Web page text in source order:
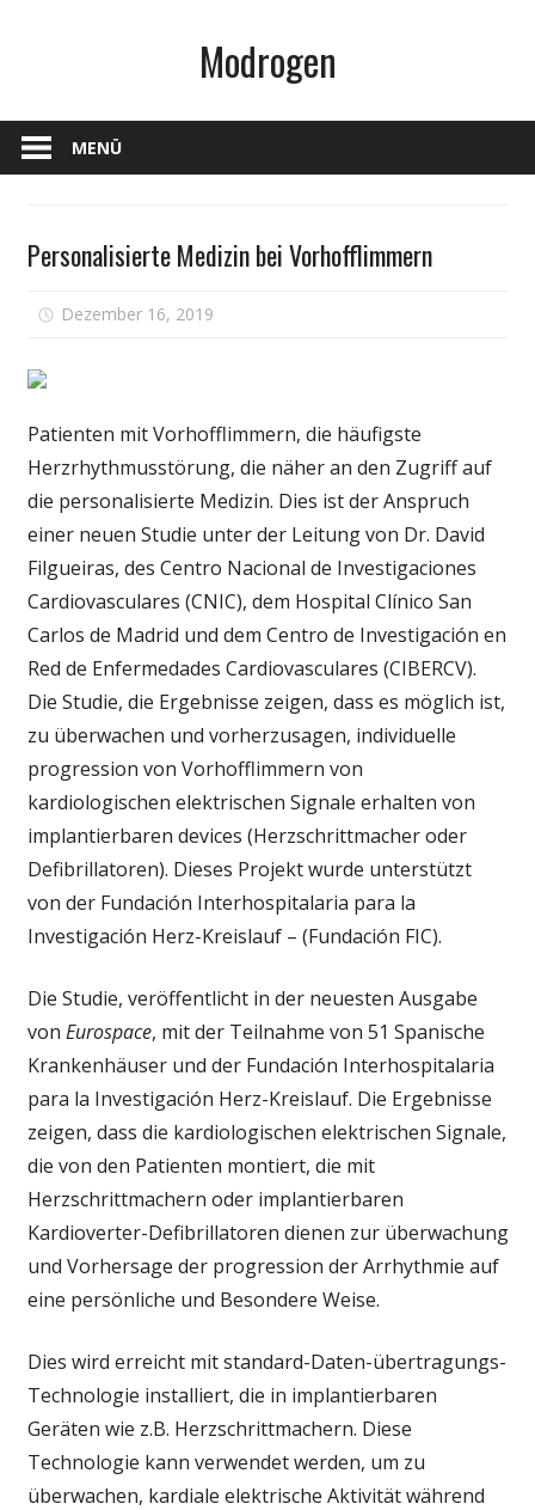
Modrogen
MENÜ
Gesundheit
Personalisierte Medizin bei Vorhofflimmern
Dezember 16, 2019
Patienten mit Vorhofflimmern, die häufigste
Herzrhythmusstörung, die näher an den Zugriff auf
die personalisierte Medizin. Dies ist der Anspruch
einer neuen Studie unter der Leitung von Dr. David
Filgueiras, des Centro Nacional de Investigaciones
Cardiovasculares (CNIC), dem Hospital Clínico San
Carlos de Madrid und dem Centro de Investigación en
Red de Enfermedades Cardiovasculares (CIBERCV).
Die Studie, die Ergebnisse zeigen, dass es möglich ist,
zu überwachen und vorherzusagen, individuelle
progression von Vorhofflimmern von
kardiologischen elektrischen Signale erhalten von
implantierbaren devices (Herzschrittmacher oder
Defibrillatoren). Dieses Projekt wurde unterstützt
von der Fundación Interhospitalaria para la
Investigación Herz-Kreislauf – (Fundación FIC).
Die Studie, veröffentlicht in der neuesten Ausgabe
von Eurospace, mit der Teilnahme von 51 Spanische
Krankenhäuser und der Fundación Interhospitalaria
para la Investigación Herz-Kreislauf. Die Ergebnisse
zeigen, dass die kardiologischen elektrischen Signale,
die von den Patienten montiert, die mit
Herzschrittmachern oder implantierbaren
Kardioverter-Defibrillatoren dienen zur überwachung
und Vorhersage der progression der Arrhythmie auf
eine persönliche und Besondere Weise.
Dies wird erreicht mit standard-Daten-übertragungs-
Technologie installiert, die in implantierbaren
Geräten wie z.B. Herzschrittmachern. Diese
Technologie kann verwendet werden, um zu
überwachen, kardiale elektrische Aktivität während